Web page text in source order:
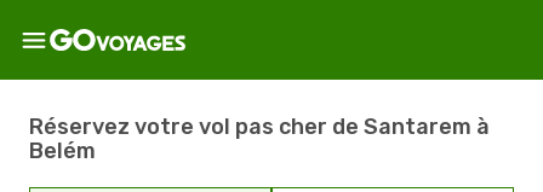
Réservez votre vol pas cher de Santarem à
Belém